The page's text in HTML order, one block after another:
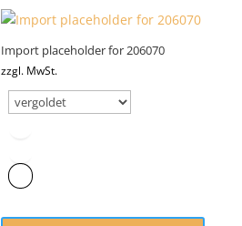
Import placeholder for 206070
zzgl. MwSt.